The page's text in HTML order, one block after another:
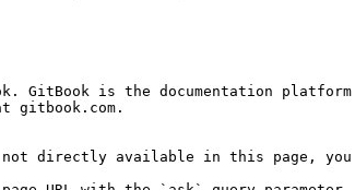
GitBook is the documentation
gitbook.com.
directly available in this page, you